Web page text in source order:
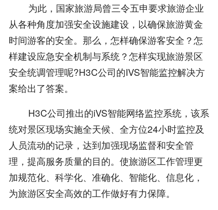
为此，国家旅游局曾三令五申要求旅游企业
从各种角度加强安全设施建设，以确保旅游黄金
时间游客的安全。那么，怎样确保游客安全？怎
样建设应急安全机制与系统？怎样实现旅游景区
安全统调管理呢?H3C公司的IVS智能监控解决方
案给出了答案。
H3C公司推出的iVS智能网络监控系统，该系
统对景区现场实施全天候、全方位24小时监控及
人员流动的记录，达到加强现场监督和安全管
理，提高服务质量的目的。使旅游区工作管理更
加规范化、科学化、准确化、智能化、信息化，
为旅游区安全高效的工作做好有力保障。